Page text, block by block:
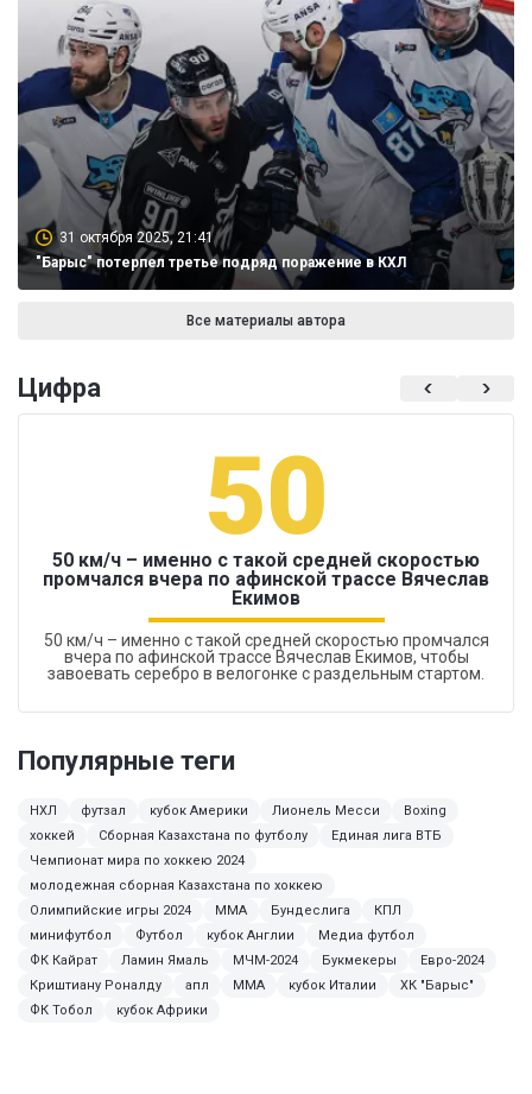
31 октября 2025, 21:41
"Барыс" потерпел третье подряд поражение в КХЛ
Все материалы автора
Цифра
50
50 км/ч – именно с такой средней скоростью
промчался вчера по афинской трассе Вячеслав
Екимов
50 км/ч – именно с такой средней скоростью промчался
вчера по афинской трассе Вячеслав Екимов, чтобы
завоевать серебро в велогонке с раздельным стартом.
Популярные теги
НХЛ футзал кубок Америки Лионель Месси
Boxing
хоккей
Сборная Казахстана по футболу
Единая лига ВТБ
Чемпионат мира по хоккею 2024
молодежная сборная Казахстана по хоккею
Олимпийские игры 2024
MMA Бундеслига
КПЛ
минифутбол
Футбол кубок Англии
Медиа футбол
ФК Кайрат
Ламин Ямаль МЧМ-2024 Букмекеры
Евро-2024
Криштиану Роналду
апл ММА кубок Италии
ХК "Барыс"
ФК Тобол
кубок Африки